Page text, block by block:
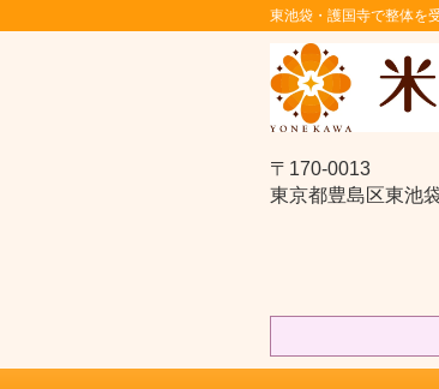
東池袋・護国寺で整体を
〒170-0013
東京都豊島区東池